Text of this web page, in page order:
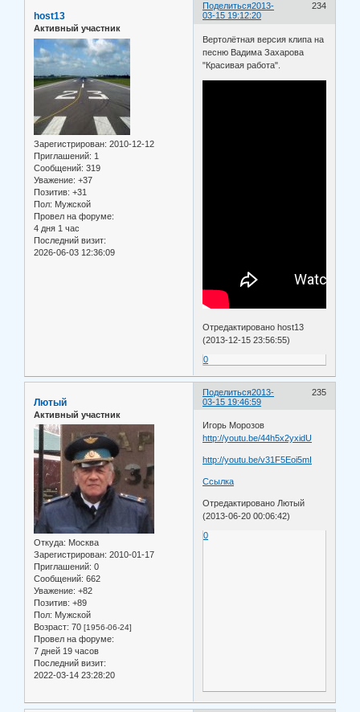
Поделиться 234
2013-
03-15 19:12:20
host13
Активный участник
Зарегистрирован: 2010-12-12
Приглашений: 1
Сообщений: 319
Уважение: +37
Позитив: +31
Пол: Мужской
Провел на форуме:
4 дня 1 час
Последний визит:
2026-06-03 12:36:09
Вертолётная версия клипа на
песню Вадима Захарова
"Красивая работа".
Отредактировано host13
(2013-12-15 23:56:55)
0
Поделиться 235
2013-
03-15 19:46:59
Лютый
Активный участник
Откуда: Москва
Зарегистрирован: 2010-01-17
Приглашений: 0
Сообщений: 662
Уважение: +82
Позитив: +89
Пол: Мужской
Возраст: 70 [1956-06-24]
Провел на форуме:
7 дней 19 часов
Последний визит:
2022-03-14 23:28:20
Игорь Морозов
http://youtu.be/44h5x2yxidU
http://youtu.be/v31F5Eoi5mI
Ссылка
Отредактировано Лютый
(2013-06-20 00:06:42)
0